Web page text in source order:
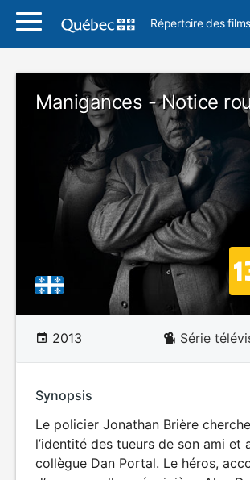
Répertoire des
Manigances - Notice
2013 Série
Synopsis
Le policier Jonathan Brière
l’identité des tueurs de son ami et
collègue Dan Portal. Le héros,